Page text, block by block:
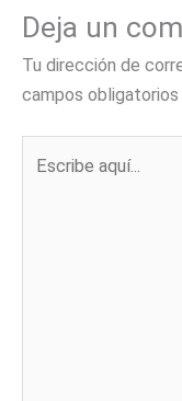
Deja un
Tu dirección de
campos